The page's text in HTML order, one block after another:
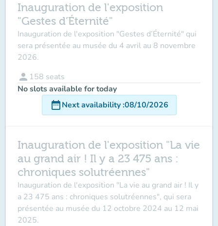
Inauguration de l'exposition
"Gestes d’Éternité"
Inauguration de l'exposition "Gestes d’Éternité" qui
sera présentée au musée du 4 avril au 8 novembre
2026.
person 158 seats
No slots available for today
date_rangeNext availability:08/10/2026
Inauguration de l'exposition "La vie
au grand air ! Il y a 23 475 ans :
chroniques solutréennes"
Inauguration de l'exposition "La vie au grand air ! Il y
a 23 475 ans : chroniques solutréennes", qui sera
présentée au musée du 12 octobre 2024 au 12 mai
2025.